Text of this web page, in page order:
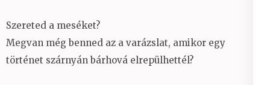
Szereted a meséket?
Megvan még benned az a varázslat, amikor egy
történet szárnyán bárhová elrepülhettél?